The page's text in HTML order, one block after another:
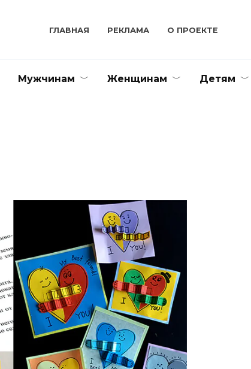
ГЛАВНАЯ РЕКЛАМА О ПРОЕКТЕ
Мужчинам Женщинам Детям